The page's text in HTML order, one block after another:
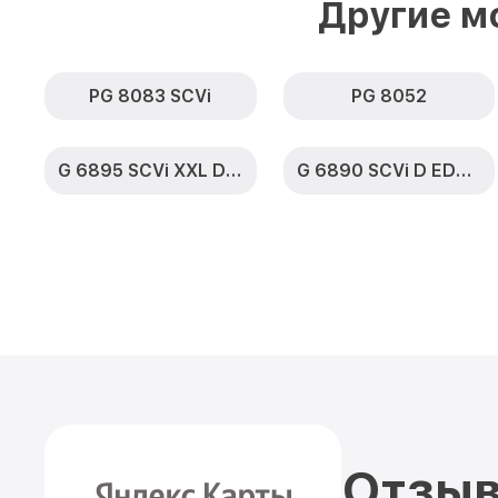
Другие
PG 8083 SCVi PG 8052
G 6895 SCVi XXL D ED230 2,0 k2o G 6890 SCVi D ED230 2,0 k2o